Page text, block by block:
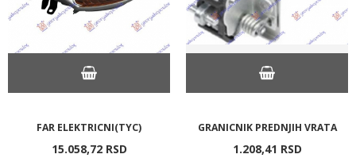
FAR ELEKTRICNI(TYC)
15.058,72 RSD
GRANICNIK PREDNJIH VRATA
1.208,41 RSD